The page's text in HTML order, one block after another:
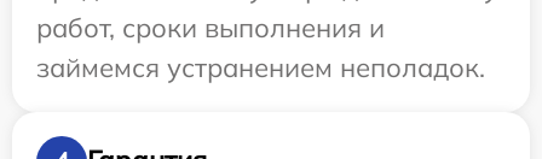
работ, сроки выполнения и
займемся устранением неполадок.